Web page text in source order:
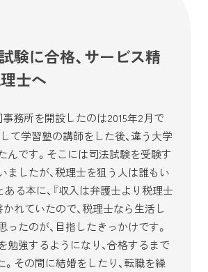
験に合格、サービス精
士へ
務所を開設したのは2015年2月で
て学習塾の講師をした後、違う大学
んです。そこには司法試験を受験す
ましたが、税理士を狙う人は誰もい
ある本に、『収入は弁護士より税理士
かれていたので、税理士なら生活し
ったのが、目指したきっかけです。
勉強するようになり、合格するまで
。その間に結婚をしたり、転職を繰